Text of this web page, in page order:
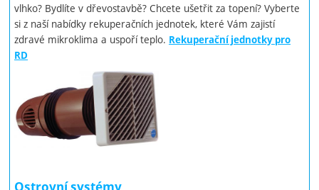
vlhko? Bydlíte v dřevostavbě? Chcete ušetřit za topení? Vyberte
si z naší nabídky rekuperačních jednotek, které Vám zajistí
zdravé mikroklima a uspoří teplo. Rekuperační jednotky pro
RD